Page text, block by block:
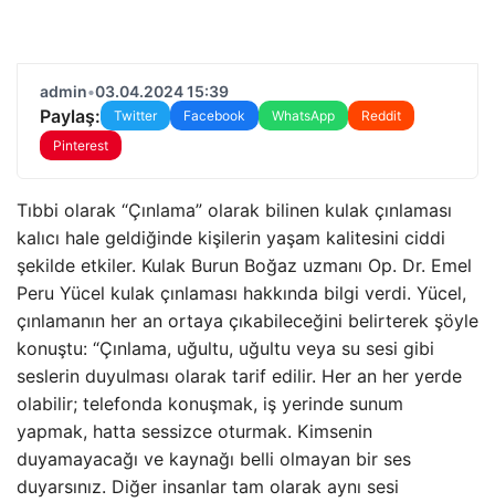
admin•03.04.2024 15:39
Paylaş: Twitter Facebook WhatsApp
Reddit
Pinterest
Tıbbi olarak “Çınlama” olarak bilinen kulak çınlaması
kalıcı hale geldiğinde kişilerin yaşam kalitesini ciddi
şekilde etkiler. Kulak Burun Boğaz uzmanı Op. Dr. Emel
Peru Yücel kulak çınlaması hakkında bilgi verdi. Yücel,
çınlamanın her an ortaya çıkabileceğini belirterek şöyle
konuştu: “Çınlama, uğultu, uğultu veya su sesi gibi
seslerin duyulması olarak tarif edilir. Her an her yerde
olabilir; telefonda konuşmak, iş yerinde sunum
yapmak, hatta sessizce oturmak. Kimsenin
duyamayacağı ve kaynağı belli olmayan bir ses
duyarsınız. Diğer insanlar tam olarak aynı sesi